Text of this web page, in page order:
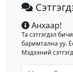
Анхаар!
Та сэтгэгдэл
баримтална уу.
Мэдээний